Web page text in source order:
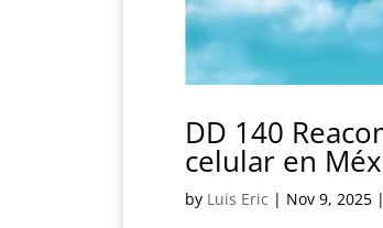
DD 140
celular en
by Luis Eric | Nov 9, 2025 |